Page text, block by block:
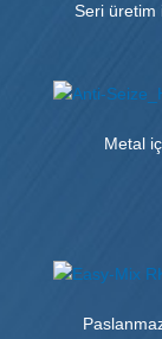
Seri üretim
Metal